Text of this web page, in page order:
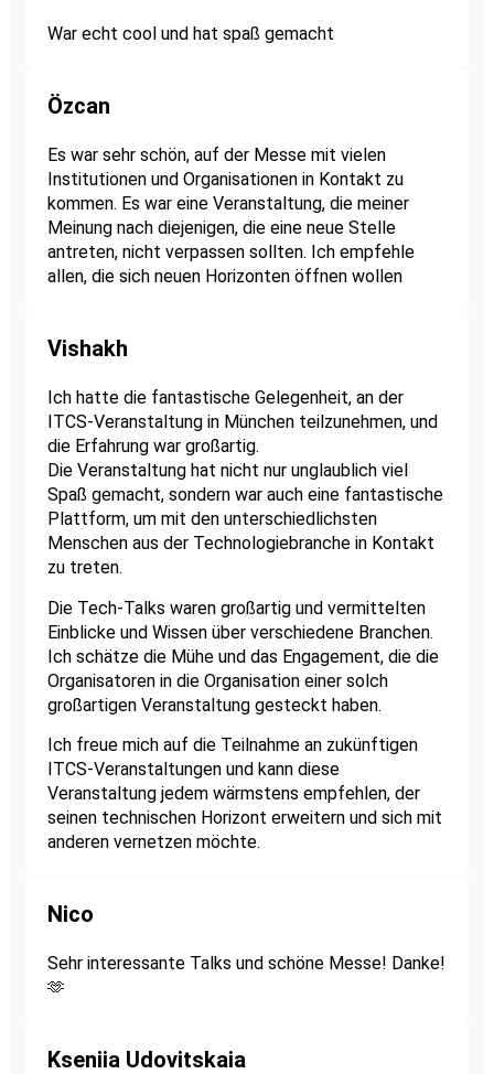
War echt cool und hat spaß gemacht
Özcan
Es war sehr schön, auf der Messe mit vielen
Institutionen und Organisationen in Kontakt zu
kommen. Es war eine Veranstaltung, die meiner
Meinung nach diejenigen, die eine neue Stelle
antreten, nicht verpassen sollten. Ich empfehle
allen, die sich neuen Horizonten öffnen wollen
Vishakh
Ich hatte die fantastische Gelegenheit, an der
ITCS-Veranstaltung in München teilzunehmen, und
die Erfahrung war großartig.
Die Veranstaltung hat nicht nur unglaublich viel
Spaß gemacht, sondern war auch eine fantastische
Plattform, um mit den unterschiedlichsten
Menschen aus der Technologiebranche in Kontakt
zu treten.
Die Tech-Talks waren großartig und vermittelten
Einblicke und Wissen über verschiedene Branchen.
Ich schätze die Mühe und das Engagement, die die
Organisatoren in die Organisation einer solch
großartigen Veranstaltung gesteckt haben.
Ich freue mich auf die Teilnahme an zukünftigen
ITCS-Veranstaltungen und kann diese
Veranstaltung jedem wärmstens empfehlen, der
seinen technischen Horizont erweitern und sich mit
anderen vernetzen möchte.
Nico
Sehr interessante Talks und schöne Messe! Danke!
🫶
Kseniia Udovitskaia